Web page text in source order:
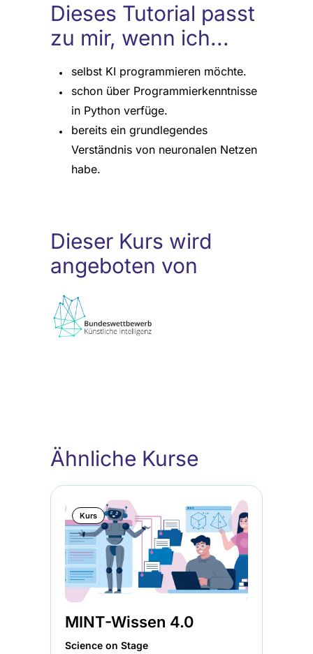
Dieses Tutorial passt
zu mir, wenn ich...
selbst KI programmieren möchte.
schon über Programmierkenntnisse
in Python verfüge.
bereits ein grundlegendes
Verständnis von neuronalen Netzen
habe.
Dieser Kurs wird
angeboten von
Ähnliche Kurse
Kurs
MINT-Wissen 4.0
Science on Stage